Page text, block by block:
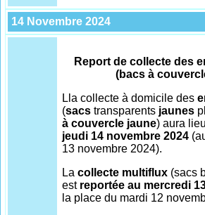
14 Novembre 2024
Report de collecte des
(bacs à
Lla collecte à domicile des
(sacs transparents jaunes
à couvercle jaune) aura lieu
jeudi 14 novembre 2024
13 novembre 2024).
La collecte multiflux (sacs
est reportée au mercredi
la place du mardi 12